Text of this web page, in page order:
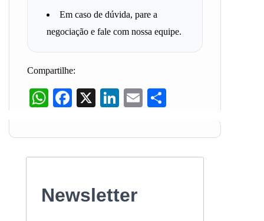
Em caso de dúvida, pare a
negociação e fale com nossa equipe.
Compartilhe:
WhatsApp
Facebook
X LinkedIn
Email
Newsletter